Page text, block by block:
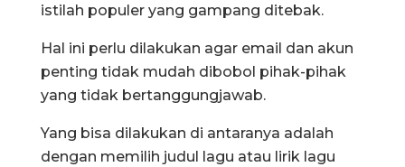
istilah populer yang gampang ditebak.
Hal ini perlu dilakukan agar email dan akun
penting tidak mudah dibobol pihak-pihak
yang tidak bertanggungjawab.
Yang bisa dilakukan di antaranya adalah
dengan memilih judul lagu atau lirik lagu